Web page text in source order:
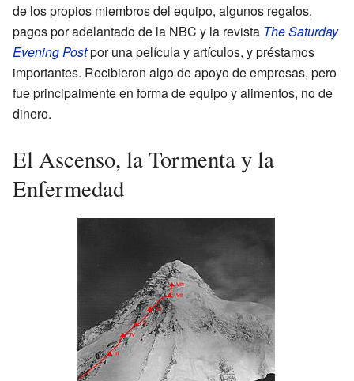
de los propios miembros del equipo, algunos regalos,
pagos por adelantado de la NBC y la revista The Saturday
Evening Postpor una película y artículos, y préstamos
importantes. Recibieron algo de apoyo de empresas, pero
fue principalmente en forma de equipo y alimentos, no de
dinero.
El Ascenso, la Tormenta y la
Enfermedad